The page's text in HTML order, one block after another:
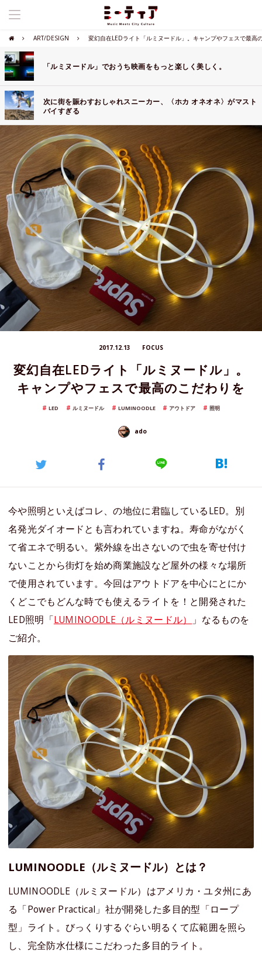
ART/DESIGN 変幻自在LEDライト「ルミヌードル」。キャンプやフェスで最高
「ルミヌードル」でおうち映画をもっと楽しく美しく。
次に街を賑わすおしゃれスニーカー、〈ホカ オネオネ〉がマスト
バイすぎる
2017.12.13 FOCUS
変幻自在LEDライト「ルミヌードル」。
キャンプやフェスで最高のこだわりを
LED ルミヌードル LUMINOODLE アウトドア 照明
ado
今や照明といえばコレ、の地位に君臨しているLED。別
名発光ダイオードとも言われていますね。寿命がながく
て省エネで明るい。紫外線を出さないので虫を寄せ付け
ないことから街灯を始め商業施設など屋外の様々な場所
で使用されています。今回はアウトドアを中心にとにか
くどこでもどんな時でも使えるライトを！と開発された
LED照明「LUMINOODLE（ルミヌードル）
」なるものを
ご紹介。
LUMINOODLE（ルミヌードル）とは？
LUMINOODLE（ルミヌードル）はアメリカ・ユタ州にあ
る「Power Practical」社が開発した多目的型「ロープ
型」ライト。びっくりするぐらい明るくて広範囲を照ら
し、完全防水仕様にこだわった多目的ライト。